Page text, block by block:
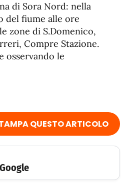
di Sora Nord: nella
del fiume alle ore
zone di S.Domenico,
Compre Stazione.
osservando le
QUESTO ARTICOLO